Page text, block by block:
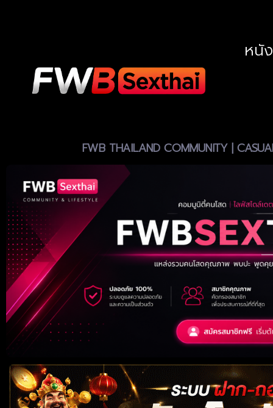
หนั
FWB THAILAND COMMUNITY |